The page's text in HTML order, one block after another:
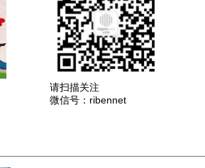
请扫描关注
微信号：ribennet